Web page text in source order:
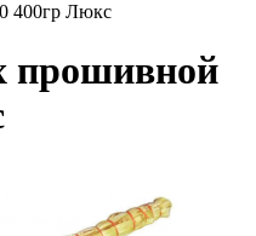
400гр Люкс
прошивной